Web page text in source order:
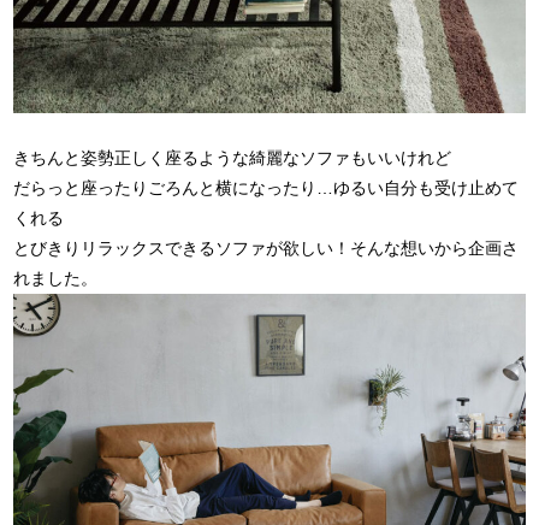
きちんと姿勢正しく座るような綺麗なソファもいいけれど
だらっと座ったりごろんと横になったり…ゆるい自分も受け止めて
くれる
とびきりリラックスできるソファが欲しい！そんな想いから企画さ
れました。